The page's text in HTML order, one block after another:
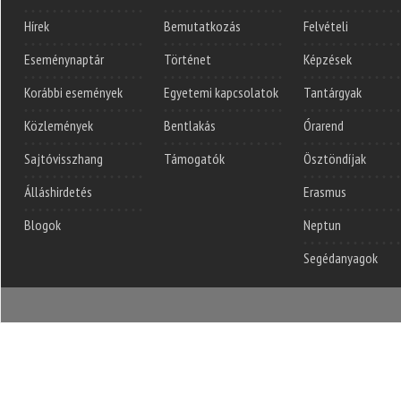
Hírek
Eseménynaptár
Korábbi események
Közlemények
Sajtóvisszhang
Álláshirdetés
Blogok
Bemutatkozás
Történet
Egyetemi kapcsolatok
Bentlakás
Támogatók
Felvételi
Képzések
Tantárgyak
Órarend
Ösztöndíjak
Erasmus
Neptun
Segédanyagok